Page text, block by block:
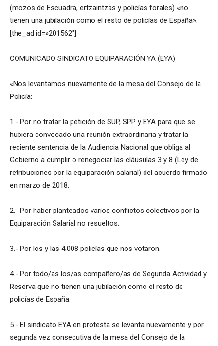
(mozos de Escuadra, ertzaintzas y policías forales) «no
tienen una jubilación como el resto de policías de España».
[the_ad id=»201562″]
COMUNICADO SINDICATO EQUIPARACIÓN YA (EYA)
«Nos levantamos nuevamente de la mesa del Consejo de la
Policía:
1.- Por no tratar la petición de SUP, SPP y EYA para que se
hubiera convocado una reunión extraordinaria y tratar la
reciente sentencia de la Audiencia Nacional que obliga al
Gobierno a cumplir o renegociar las cláusulas 3 y 8 (Ley de
retribuciones por la equiparación salarial) del acuerdo firmado
en marzo de 2018.
2.- Por haber planteados varios conflictos colectivos por la
Equiparación Salarial no resueltos.
3.- Por los y las 4.008 policías que nos votaron.
4.- Por todo/as los/as compañero/as de Segunda Actividad y
Reserva que no tienen una jubilación como el resto de
policías de España.
5.- El sindicato EYA en protesta se levanta nuevamente y por
segunda vez consecutiva de la mesa del Consejo de la